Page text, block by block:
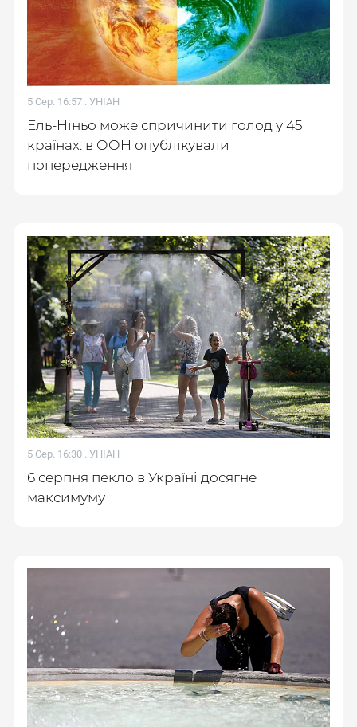
5 Сер. 16:57 . УНІАН
Ель-Ніньо може спричинити голод у 45
країнах: в ООН опублікували
попередження
5 Сер. 16:30 . УНІАН
6 серпня пекло в Україні досягне
максимуму